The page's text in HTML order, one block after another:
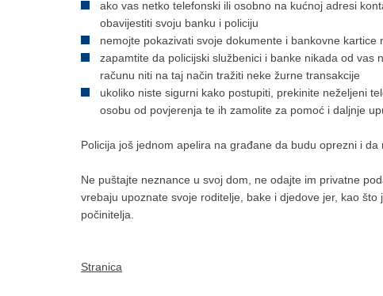
ako vas netko telefonski ili osobno na kućnoj adresi
obavijestiti svoju banku i policiju
nemojte pokazivati svoje dokumente i bankovne
zapamtite da policijski službenici i banke nikada od
računu niti na taj način tražiti neke žurne transakcije
ukoliko niste sigurni kako postupiti, prekinite neželjeni
osobu od povjerenja te ih zamolite za pomoć i daljnje
Policija još jednom apelira na građane da budu oprezni i
Ne puštajte neznance u svoj dom, ne odajte im privatne
vrebaju upoznate svoje roditelje, bake i djedove jer, kao
počinitelja.
Stranica